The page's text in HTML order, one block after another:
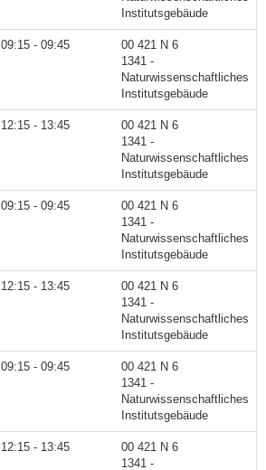
Institutsgebäude
09:15 - 09:45
00 421 N 6
1341 -
Naturwissenschaftliches
Institutsgebäude
12:15 - 13:45
00 421 N 6
1341 -
Naturwissenschaftliches
Institutsgebäude
09:15 - 09:45
00 421 N 6
1341 -
Naturwissenschaftliches
Institutsgebäude
12:15 - 13:45
00 421 N 6
1341 -
Naturwissenschaftliches
Institutsgebäude
09:15 - 09:45
00 421 N 6
1341 -
Naturwissenschaftliches
Institutsgebäude
12:15 - 13:45
00 421 N 6
1341 -